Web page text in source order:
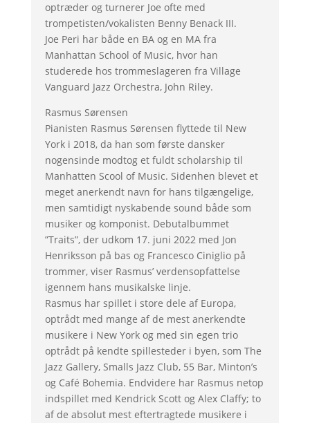
optræder og turnerer Joe ofte med
trompetisten/vokalisten Benny Benack III.
Joe Peri har både en BA og en MA fra
Manhattan School of Music, hvor han
studerede hos trommeslageren fra Village
Vanguard Jazz Orchestra, John Riley.
Rasmus Sørensen
Pianisten Rasmus Sørensen flyttede til New
York i 2018, da han som første dansker
nogensinde modtog et fuldt scholarship til
Manhatten Scool of Music. Sidenhen blevet et
meget anerkendt navn for hans tilgængelige,
men samtidigt nyskabende sound både som
musiker og komponist. Debutalbummet
”Traits”, der udkom 17. juni 2022 med Jon
Henriksson på bas og Francesco Ciniglio på
trommer, viser Rasmus’ verdensopfattelse
igennem hans musikalske linje.
Rasmus har spillet i store dele af Europa,
optrådt med mange af de mest anerkendte
musikere i New York og med sin egen trio
optrådt på kendte spillesteder i byen, som The
Jazz Gallery, Smalls Jazz Club, 55 Bar, Minton’s
og Café Bohemia. Endvidere har Rasmus netop
indspillet med Kendrick Scott og Alex Claffy; to
af de absolut mest eftertragtede musikere i